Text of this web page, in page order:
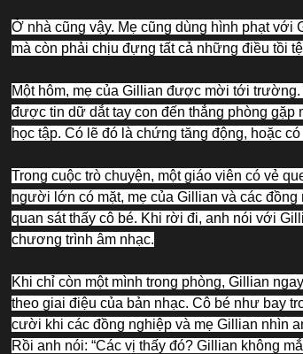
Ở nhà cũng vậy. Mẹ cũng dùng hình phạt với
mà còn phải chịu đựng tất cả những điều tồi
Một hôm, mẹ của Gillian được mời tới
được tin dữ dắt tay con đến thẳng phòng gặp
học tập. Có lẽ đó là chứng tăng động, hoặc
Trong cuộc trò chuyện, một giáo viên có vẻ
người lớn có mặt, mẹ của Gillian và các
quan sát thấy cô bé. Khi rời đi, anh nói với
chương trình âm nhạc.
Khi chỉ còn một mình trong phòng, Gillian
theo giai điệu của bản nhạc. Cô bé như bay
cười khi các đồng nghiệp và mẹ Gillian nhìn
Rồi anh nói: “Các vị thấy đó? Gillian không